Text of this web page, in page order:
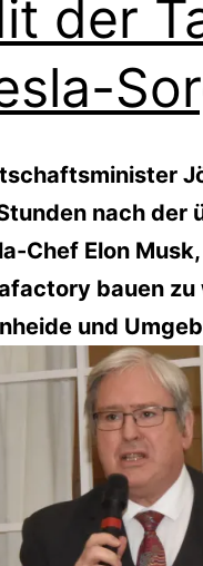
der
nach der
Chef Elon
bauen zu
und